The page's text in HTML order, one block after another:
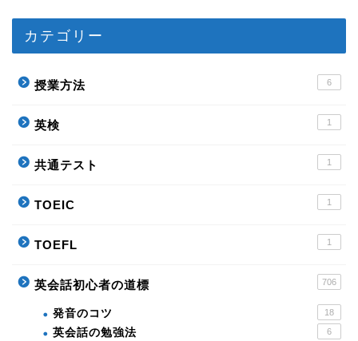
カテゴリー
授業方法 6
英検 1
共通テスト 1
TOEIC 1
TOEFL 1
英会話初心者の道標 706
発音のコツ 18
英会話の勉強法 6